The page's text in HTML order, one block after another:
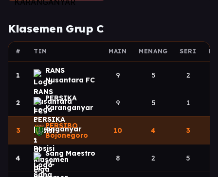
Klasemen Grup C
# TIM MAIN MENANG SERI
1
RANS
Nusantara FC
9 5 2
2
PERSIKA
Karanganyar
9 5 1
3
PERSIBO
Bojonegoro
10 4 3
4
Sang Maestro
FC
8 2 5